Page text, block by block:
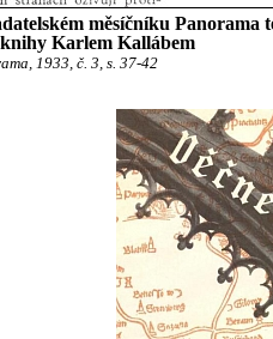
měsíčníku Panorama
Karlem Kallábem
1933, č. 3, s. 37-42